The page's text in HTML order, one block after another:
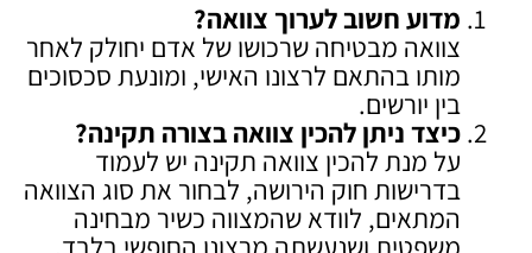
מדוע חשוב לערוך צוואה?
צוואה מבטיחה שרכושו של אדם יחולק לאחר
מותו בהתאם לרצונו האישי, ומונעת סכסוכים
בין יורשים.
כיצד ניתן להכין צוואה בצורה תקינה?
על מנת להכין צוואה תקינה יש לעמוד
בדרישות חוק הירושה, לבחור את סוג הצוואה
המתאים, לוודא שהמצווה כשיר מבחינה